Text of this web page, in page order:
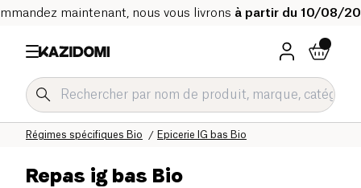
maintenant, nous vous livrons à partir du 10/08/
Epicerie IG bas Bio
Régimes spécifiques Bio
Notre catalogue bio
Accueil
Repas ig bas Bio